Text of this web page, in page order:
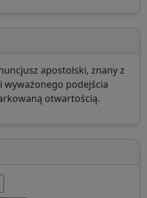
apostolski, znany z
wyważonego podejścia
otwartością.